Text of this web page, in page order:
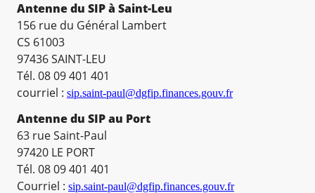
Antenne du SIP à Saint-Leu
156 rue du Général Lambert
CS 61003
97436 SAINT-LEU
Tél. 08 09 401 401
courriel : sip.saint-paul@dgfip.finances.gouv.fr
Antenne du SIP au Port
63 rue Saint-Paul
97420 LE PORT
Tél. 08 09 401 401
Courriel : sip.saint-paul@dgfip.finances.gouv.fr